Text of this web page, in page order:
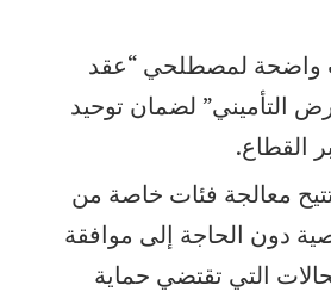
واضحة لمصطلحي “عقد
التأميني” لضمان توحيد
القطاع.
معالجة فئات خاصة من
دون الحاجة إلى موافقة
التي تقتضي حماية